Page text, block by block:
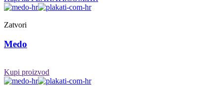
Zatvori
Medo
Kupi proizvod